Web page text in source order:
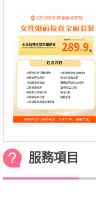
服務項目